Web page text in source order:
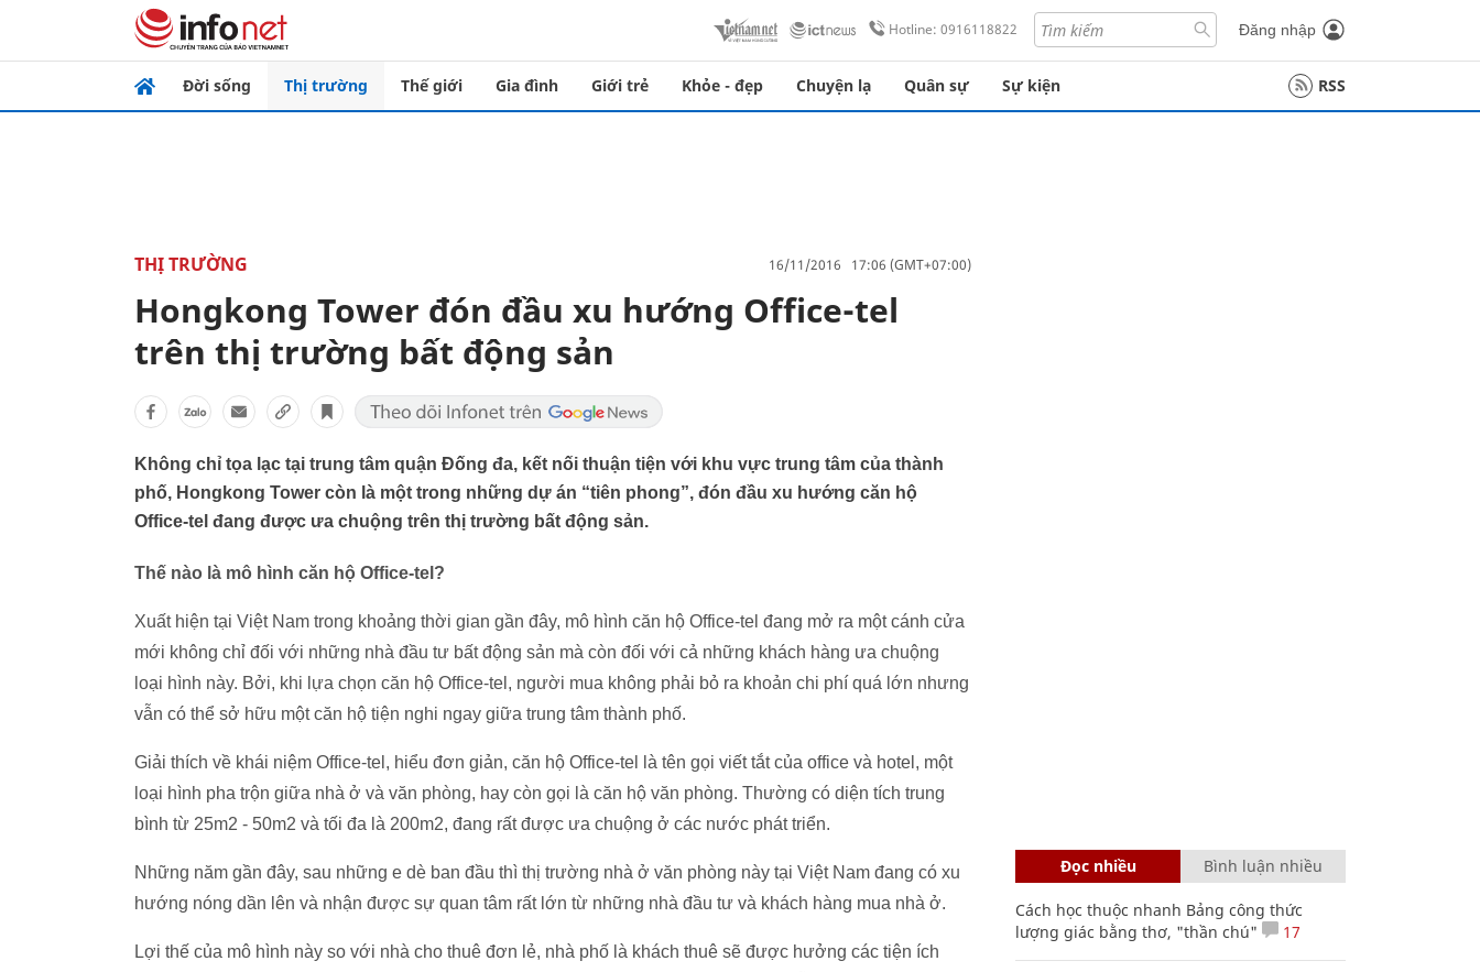
Hotline: 0916118822 Đăng nhập
Đời sống Thị trường Thế giới Gia đình Giới trẻ Khỏe - đẹp Chuyện lạ Quân sự Sự kiện RSS
THỊ TRƯỜNG 16/11/2016 17:06 (GMT+07:00)
Hongkong Tower đón đầu xu hướng Office-tel
trên thị trường bất động sản
Không chỉ tọa lạc tại trung tâm quận Đống đa, kết nối thuận tiện với khu vực trung tâm của thành
phố, Hongkong Tower còn là một trong những dự án “tiên phong”, đón đầu xu hướng căn hộ
Office-tel đang được ưa chuộng trên thị trường bất động sản.
Thế nào là mô hình căn hộ Office-tel?
Xuất hiện tại Việt Nam trong khoảng thời gian gần đây, mô hình căn hộ Office-tel đang mở ra một cánh cửa
mới không chỉ đối với những nhà đầu tư bất động sản mà còn đối với cả những khách hàng ưa chuộng
loại hình này. Bởi, khi lựa chọn căn hộ Office-tel, người mua không phải bỏ ra khoản chi phí quá lớn nhưng
vẫn có thể sở hữu một căn hộ tiện nghi ngay giữa trung tâm thành phố.
Giải thích về khái niệm Office-tel, hiểu đơn giản, căn hộ Office-tel là tên gọi viết tắt của office và hotel, một
loại hình pha trộn giữa nhà ở và văn phòng, hay còn gọi là căn hộ văn phòng. Thường có diện tích trung
bình từ 25m2 - 50m2 và tối đa là 200m2, đang rất được ưa chuộng ở các nước phát triển.
Những năm gần đây, sau những e dè ban đầu thì thị trường nhà ở văn phòng này tại Việt Nam đang có xu
hướng nóng dần lên và nhận được sự quan tâm rất lớn từ những nhà đầu tư và khách hàng mua nhà ở.
Lợi thế của mô hình này so với nhà cho thuê đơn lẻ, nhà phố là khách thuê sẽ được hưởng các tiện ích
Đọc nhiều Bình luận nhiều
Cách học thuộc nhanh Bảng công thức
lượng giác bằng thơ, "thần chú"
17